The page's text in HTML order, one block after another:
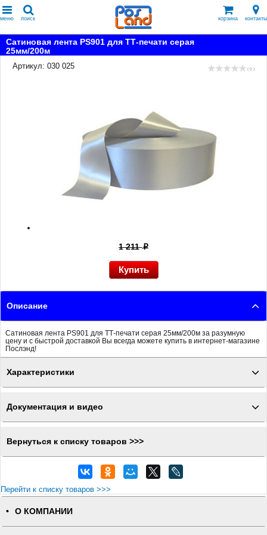
меню поиск корзина контакты
Сатиновая лента PS901 для ТТ-печати серая
25мм/200м
Артикул: 030 025
( 0 )
1 211p
Описание
Сатиновая лента PS901 для ТТ-печати серая 25мм/200м за разумную
цену и с быстрой доставкой Вы всегда можете купить в интернет-магазине
Послэнд!
Характеристики
Документация и видео
Вернуться к списку товаров >>>
Перейти к списку товаров >>>
О КОМПАНИИ